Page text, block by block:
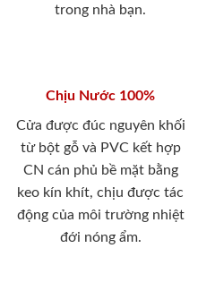
trong nhà bạn.
Chịu Nước 100%
Cửa được đúc nguyên khối
từ bột gỗ và PVC kết hợp
CN cán phủ bề mặt bằng
keo kín khít, chịu được tác
động của môi trường nhiệt
đới nóng ẩm.